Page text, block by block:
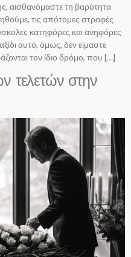
αισθανόμαστε τη βαρύτητα
τις απότομες στροφές
κατηφόρες και ανηφόρες
αυτό, όμως, δεν είμαστε
τον ίδιο δρόμο, που […]
τελετών στην